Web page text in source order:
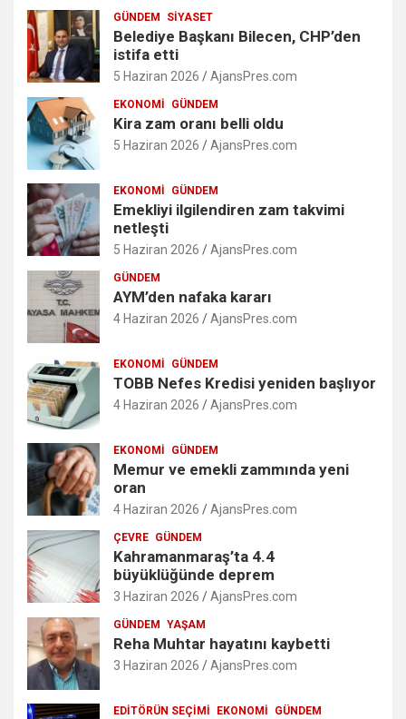
GÜNDEM SIYASET
Belediye Başkanı Bilecen, CHP’den
istifa etti
5 Haziran 2026 AjansPres.com
EKONOMI GÜNDEM
Kira zam oranı belli oldu
5 Haziran 2026 AjansPres.com
EKONOMI GÜNDEM
Emekliyi ilgilendiren zam takvimi
netleşti
5 Haziran 2026 AjansPres.com
GÜNDEM
AYM’den nafaka kararı
4 Haziran 2026 AjansPres.com
EKONOMI GÜNDEM
TOBB Nefes Kredisi yeniden başlıyor
4 Haziran 2026 AjansPres.com
EKONOMI GÜNDEM
Memur ve emekli zammında yeni
oran
4 Haziran 2026 AjansPres.com
ÇEVRE GÜNDEM
Kahramanmaraş’ta 4.4
büyüklüğünde deprem
3 Haziran 2026 AjansPres.com
GÜNDEM YAŞAM
Reha Muhtar hayatını kaybetti
3 Haziran 2026 AjansPres.com
EDITÖRÜN SEÇIMI EKONOMI GÜNDEM